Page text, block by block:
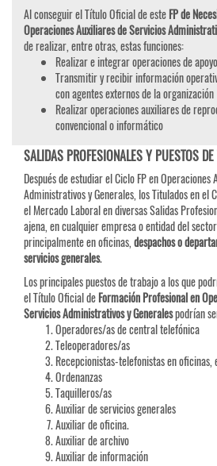
Al conseguir el Título Oficial de esteFP de
Operaciones Auxiliares de Servicios
de realizar, entre otras, estas funciones:
Realizar e integrar operaciones de
Transmitir y recibir información
con agentes externos de la organización
Realizar operaciones auxiliares de
convencional o informático
SALIDAS PROFESIONALES Y PUESTOS
Después de estudiar el Ciclo FP en
Administrativos y Generales, los Titulados en el
el Mercado Laboral en diversas Salidas
ajena, en cualquier empresa o entidad del
principalmente en oficinas,despachos o
servicios generales.
Los principales puestos de trabajo a los que
el Título Oficial deFormación Profesional en
Servicios Administrativos y Generalespodrían
Operadores/as de central telefónica
Teleoperadores/as
Recepcionistas-telefonistas en oficinas,
Ordenanzas
Taquilleros/as
Auxiliar de servicios generales
Auxiliar de oficina.
Auxiliar de archivo
Auxiliar de información